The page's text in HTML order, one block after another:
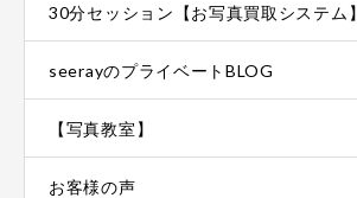
30分セッション【お写真買取システム】
seerayのプライベートBLOG
【写真教室】
お客様の声
少人数制で決め細やかなレッスン内
開催場所は元町中華街駅徒歩1分で
レッスンは120分×3日間です
多くの喜びの声をいただいています